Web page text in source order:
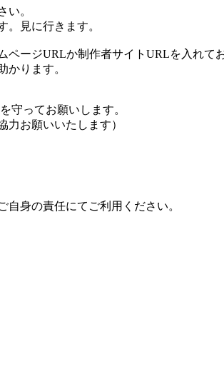
い。
見に行きます。
ージURLか制作者サイトURLを入れて
かります。
守ってお願いします。
力お願いいたします）
身の責任にてご利用ください。